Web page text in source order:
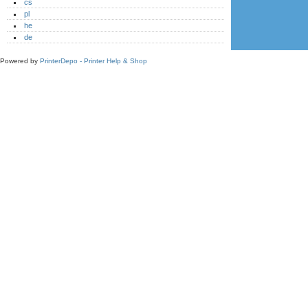
cs
pl
he
de
Powered by PrinterDepo - Printer Help & Shop